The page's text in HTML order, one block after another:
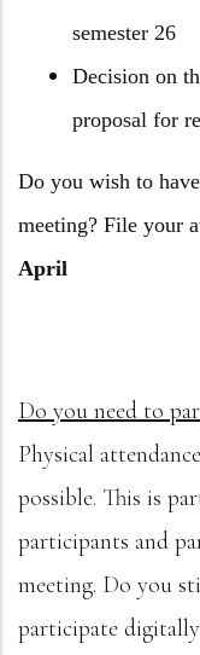
semester 26
Decision on
proposal for
Do you wish to
meeting? File your
April
Do you need to
Physical
possible. This is
participants and
meeting. Do you
participate